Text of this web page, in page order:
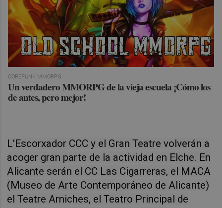
COREPUNK MMORPG
Un verdadero MMORPG de la vieja escuela ¡Cómo los
de antes, pero mejor!
L'Escorxador CCC y el Gran Teatre volverán a
acoger gran parte de la actividad en Elche. En
Alicante serán el CC Las Cigarreras, el MACA
(Museo de Arte Contemporáneo de Alicante)
el Teatre Arniches, el Teatro Principal de